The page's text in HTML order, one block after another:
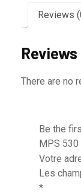
Reviews
Reviews
There are no
Be the
MPS 530
Votre
Les
*